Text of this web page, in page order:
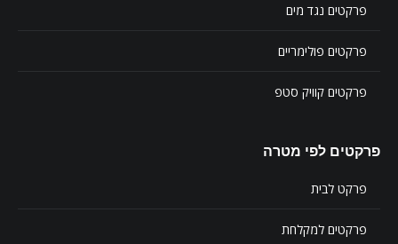
פרקטים נגד מים
פרקטים פולימריים
פרקטים קוויק סטפ
פרקטים לפי מטרה
פרקט לבית
פרקטים למקלחת